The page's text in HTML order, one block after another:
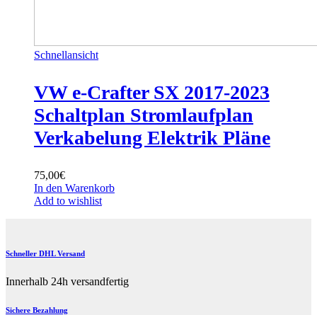
Schnellansicht
VW e-Crafter SX 2017-2023
Schaltplan Stromlaufplan
Verkabelung Elektrik Pläne
75,00€
In den Warenkorb
Add to wishlist
Schneller DHL Versand
Innerhalb 24h versandfertig
Sichere Bezahlung